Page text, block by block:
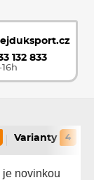
132 833
Varianty 4
je novinkou